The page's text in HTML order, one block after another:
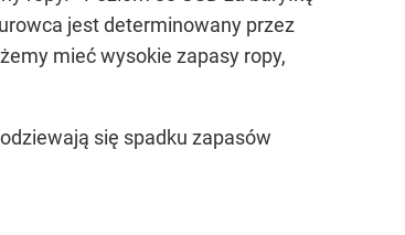
jest determinowany przez
mieć wysokie zapasy ropy,
się spadku zapasów